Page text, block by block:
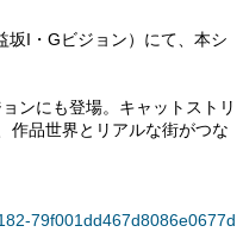
坂I・Gビジョン）にて、本シ
ンにも登場。キャットストリ
作品世界とリアルな街がつな
79f001dd467d8086e0677d